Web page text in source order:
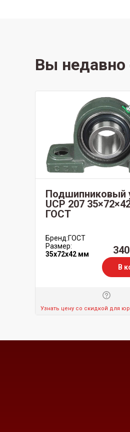
Вы недавно
Подшипниковый
UCP 207
ГОСТ
Бренд:ГОСТ
Размер:
35x72x42 мм
В
Узнать цену со скидкой для